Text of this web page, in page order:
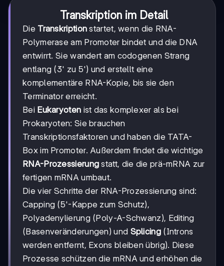
Transkription im Detail
Die Transkription startet, wenn die RNA-
Polymerase am Promoter bindet und die DNA
entwirrt. Sie wandert am codogenen Strang
entlang (3' zu 5') und erstellt eine
komplementäre RNA-Kopie, bis sie den
Terminator erreicht.
Bei Eukaryoten ist das komplexer als bei
Prokaryoten: Sie brauchen
Transkriptionsfaktoren und haben die TATA-
Box im Promoter. Außerdem findet die wichtige
RNA-Prozessierung statt, die die prä-mRNA zur
fertigen mRNA umbaut.
Die vier Schritte der RNA-Prozessierung sind:
Capping (5'-Kappe zum Schutz),
Polyadenylierung (Poly-A-Schwanz), Editing
(Basenveränderungen) und Splicing(Introns
werden entfernt, Exons bleiben übrig). Diese
Prozesse schützen die mRNA und erhöhen die